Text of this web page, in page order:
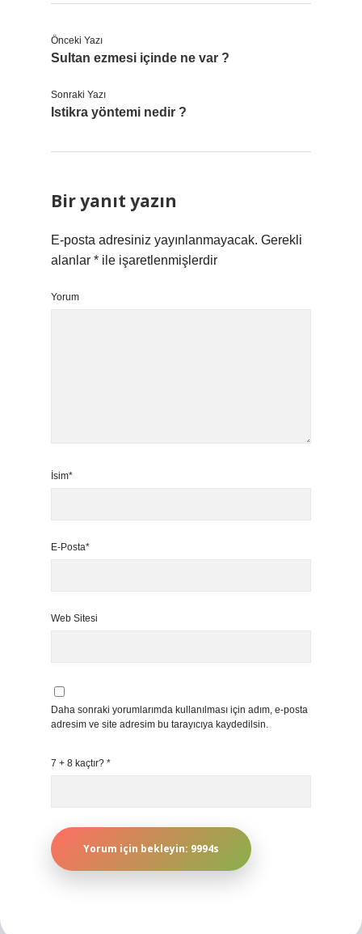
Önceki Yazı
Sultan ezmesi içinde ne var ?
Sonraki Yazı
Istikra yöntemi nedir ?
Bir yanıt yazın
E-posta adresiniz yayınlanmayacak. Gerekli
alanlar * ile işaretlenmişlerdir
Yorum
İsim*
E-Posta*
Web Sitesi
Daha sonraki yorumlarımda kullanılması için adım, e-posta
adresim ve site adresim bu tarayıcıya kaydedilsin.
7 + 8 kaçtır? *